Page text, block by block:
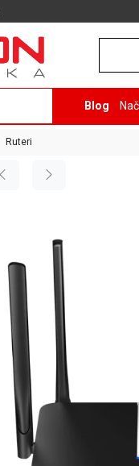
Blog
Ruteri